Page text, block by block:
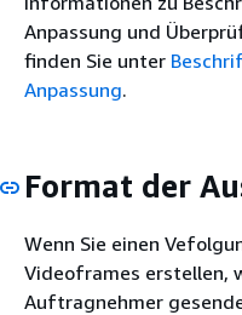
Anpassung und
finden Sie unter
Anpassung.
Format der
Wenn Sie einen
Videoframes erstellen,
Auftragnehmer